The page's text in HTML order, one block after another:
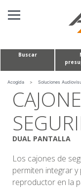
SOLUCIONES
PROYECTOS A MEDIDA
QUIÉNES SOMOS
Buscar
Acogida > Soluciones
DUAL PANTALLA
Los cajones de
permiten integrar
reproductor en la